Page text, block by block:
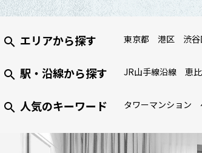
エリアから探す 東京都 港区 渋
駅・沿線から探す JR山手線沿線 恵
人気のキーワード タワーマンション